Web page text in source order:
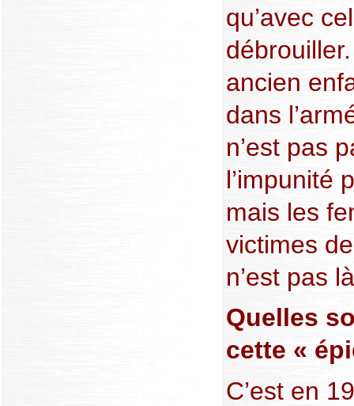
qu’avec
ancien
dans
n’est pas
l’impunité
mais les
victimes
n’est pas
Quelles
cette «
C’est en